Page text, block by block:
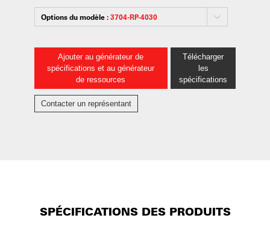
Options du modèle :3704-RP-4030
Ajouter au générateur de
spécifications et au générateur
de ressources
Télécharger
les
spécifications
Contacter un représentant
SPÉCIFICATIONS DES PRODUITS